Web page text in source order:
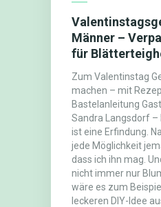
Männer –
für
Zum Valentinstag
machen – mit
Bastelanleitung
Sandra Langsdorf –
ist eine Erfindung.
jede Möglichkeit
dass ich ihn mag.
nicht immer nur
wäre es zum
leckeren DIY-Idee